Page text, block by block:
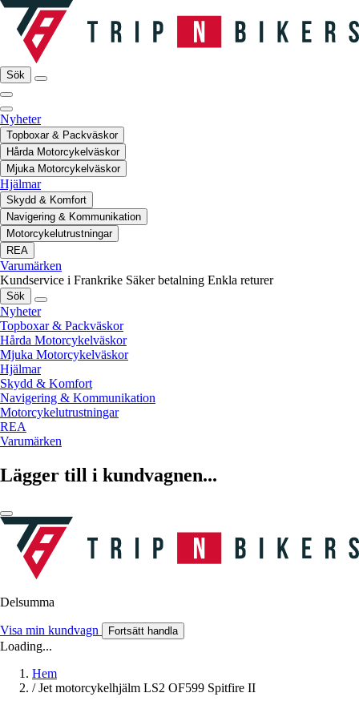
Sök
Nyheter
Topboxar & Packväskor
Hårda Motorcykelväskor
Mjuka Motorcykelväskor
Hjälmar
Skydd & Komfort
Navigering & Kommunikation
Motorcykelutrustningar
REA
Varumärken
Kundservice i Frankrike Säker betalning Enkla returer
Sök
Nyheter
Topboxar & Packväskor
Hårda Motorcykelväskor
Mjuka Motorcykelväskor
Hjälmar
Skydd & Komfort
Navigering & Kommunikation
Motorcykelutrustningar
REA
Varumärken
Lägger till i kundvagnen...
Delsumma
Visa min kundvagn Fortsätt handla
Loading...
Hem
/ Jet motorcykelhjälm LS2 OF599 Spitfire II